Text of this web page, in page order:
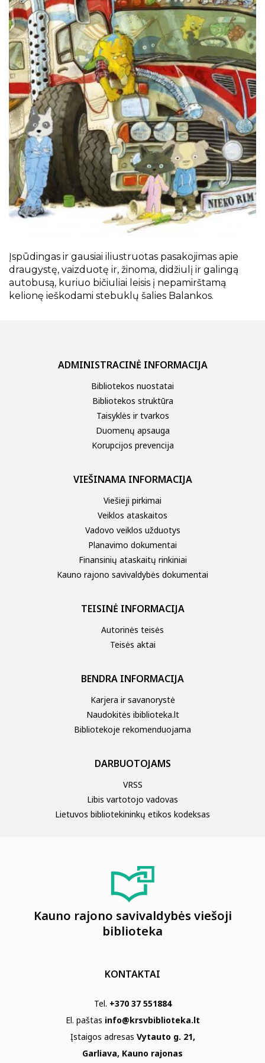
Kraštotyrinės virtualios parodos
Piligrimų keliai Kauno rajone
Įspūdingas ir gausiai iliustruotas pasakojimas apie
draugystę, vaizduotę ir, žinoma, didžiulį ir galingą
autobusą, kuriuo bičiuliai leisis į nepamirštamą
kelionę ieškodami stebuklų šalies Balankos.
ADMINISTRACINĖ INFORMACIJA
Bibliotekos nuostatai
Bibliotekos struktūra
Taisyklės ir tvarkos
Duomenų apsauga
Korupcijos prevencija
VIEŠINAMA INFORMACIJA
Viešieji pirkimai
Veiklos ataskaitos
Vadovo veiklos užduotys
Planavimo dokumentai
Finansinių ataskaitų rinkiniai
Kauno rajono savivaldybės dokumentai
TEISINĖ INFORMACIJA
Autorinės teisės
Teisės aktai
BENDRA INFORMACIJA
Karjera ir savanorystė
Naudokitės ibiblioteka.lt
Bibliotekoje rekomenduojama
DARBUOTOJAMS
VRSS
Libis vartotojo vadovas
Lietuvos bibliotekininkų etikos kodeksas
Kauno rajono savivaldybės viešoji
biblioteka
KONTAKTAI
Tel. +370 37 551884
El. paštas info@krsvbiblioteka.lt
Įstaigos adresas Vytauto g. 21,
Garliava, Kauno rajonas